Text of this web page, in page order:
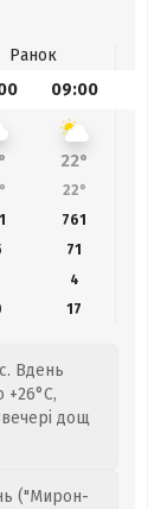
Ранок
09:00
22°
22°
761
71
4
17
Вдень
дощ
("Мирон-